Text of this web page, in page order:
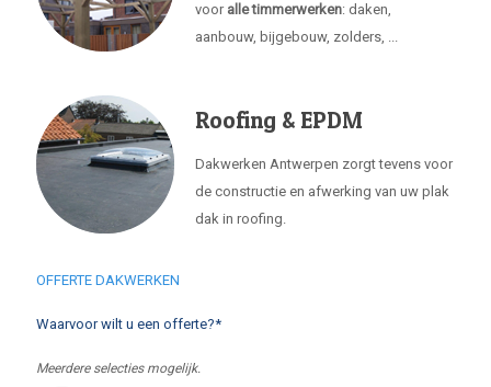
voor alle timmerwerken: daken,
aanbouw, bijgebouw, zolders, ...
Roofing & EPDM
Dakwerken Antwerpen zorgt tevens voor
de constructie en afwerking van uw plak
dak in roofing.
OFFERTE DAKWERKEN
Waarvoor wilt u een offerte?*
Meerdere selecties mogelijk.